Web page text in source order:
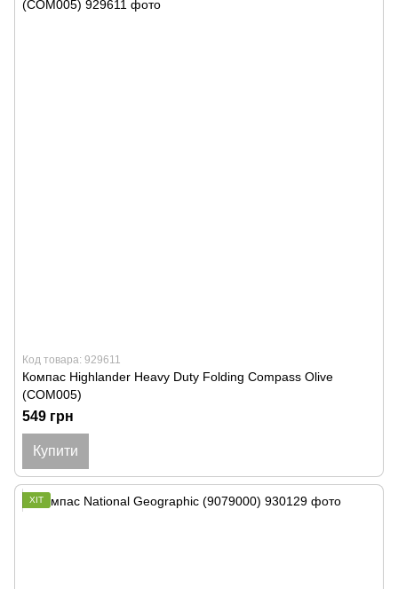
Код товара: 929611
Компас Highlander Heavy Duty Folding Compass Olive
(COM005)
549 грн
Купити
ХІТ